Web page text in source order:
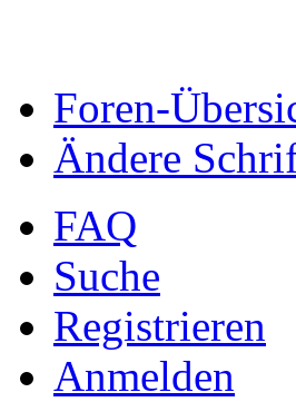
Foren-
Ändere
FAQ
Suche
Registrieren
Anmelden